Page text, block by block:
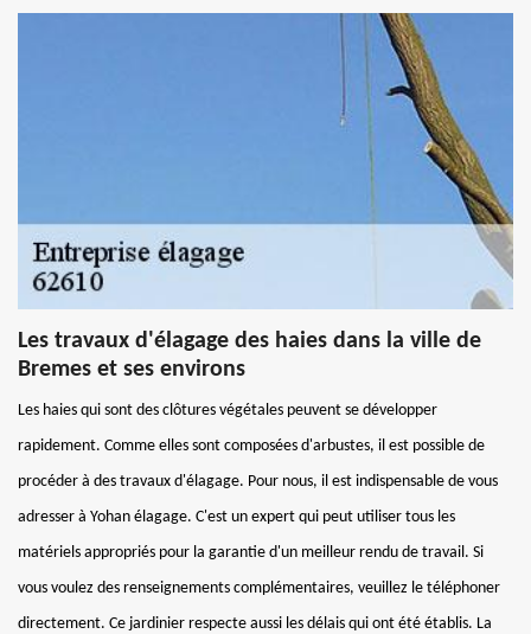
Les travaux d'élagage des haies dans la ville de
Bremes et ses environs
Les haies qui sont des clôtures végétales peuvent se développer
rapidement. Comme elles sont composées d'arbustes, il est possible de
procéder à des travaux d'élagage. Pour nous, il est indispensable de vous
adresser à Yohan élagage. C'est un expert qui peut utiliser tous les
matériels appropriés pour la garantie d'un meilleur rendu de travail. Si
vous voulez des renseignements complémentaires, veuillez le téléphoner
directement. Ce jardinier respecte aussi les délais qui ont été établis. La